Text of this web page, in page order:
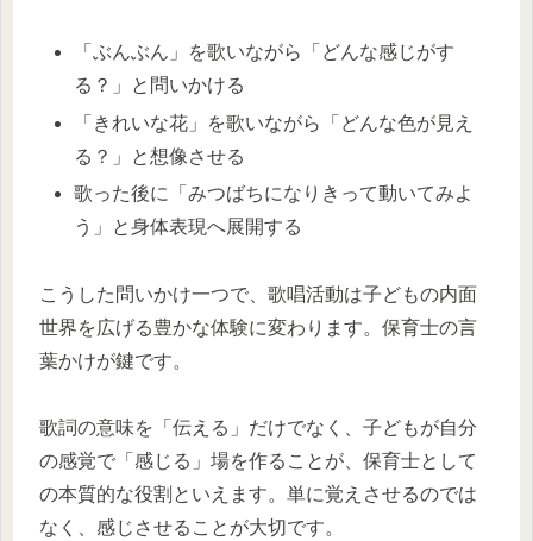
「ぶんぶん」を歌いながら「どんな感じがす
る？」と問いかける
「きれいな花」を歌いながら「どんな色が見え
る？」と想像させる
歌った後に「みつばちになりきって動いてみよ
う」と身体表現へ展開する
こうした問いかけ一つで、歌唱活動は子どもの内面
世界を広げる豊かな体験に変わります。保育士の言
葉かけが鍵です。
歌詞の意味を「伝える」だけでなく、子どもが自分
の感覚で「感じる」場を作ることが、保育士として
の本質的な役割といえます。単に覚えさせるのでは
なく、感じさせることが大切です。